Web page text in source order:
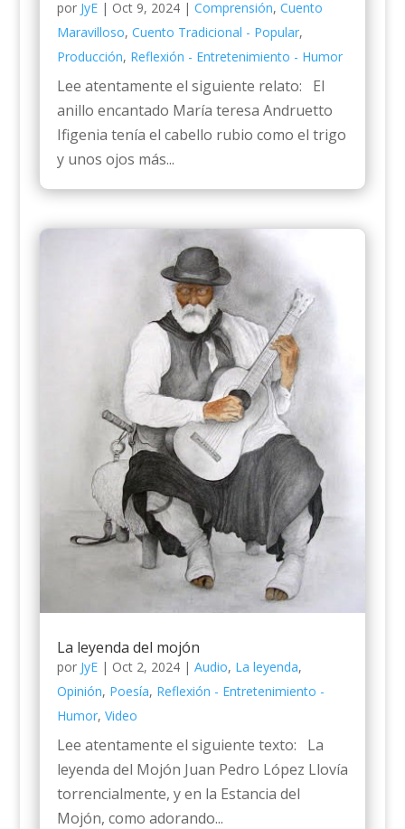
por JyE| Oct 9, 2024| Comprensión, Cuento
Maravilloso, Cuento Tradicional - Popular,
Producción, Reflexión - Entretenimiento - Humor
Lee atentamente el siguiente relato: El
anillo encantado María teresa Andruetto
Ifigenia tenía el cabello rubio como el trigo
y unos ojos más...
La leyenda del mojón
por JyE| Oct 2, 2024| Audio, La leyenda,
Opinión, Poesía, Reflexión - Entretenimiento -
Humor, Video
Lee atentamente el siguiente texto: La
leyenda del Mojón Juan Pedro López Llovía
torrencialmente, y en la Estancia del
Mojón, como adorando...